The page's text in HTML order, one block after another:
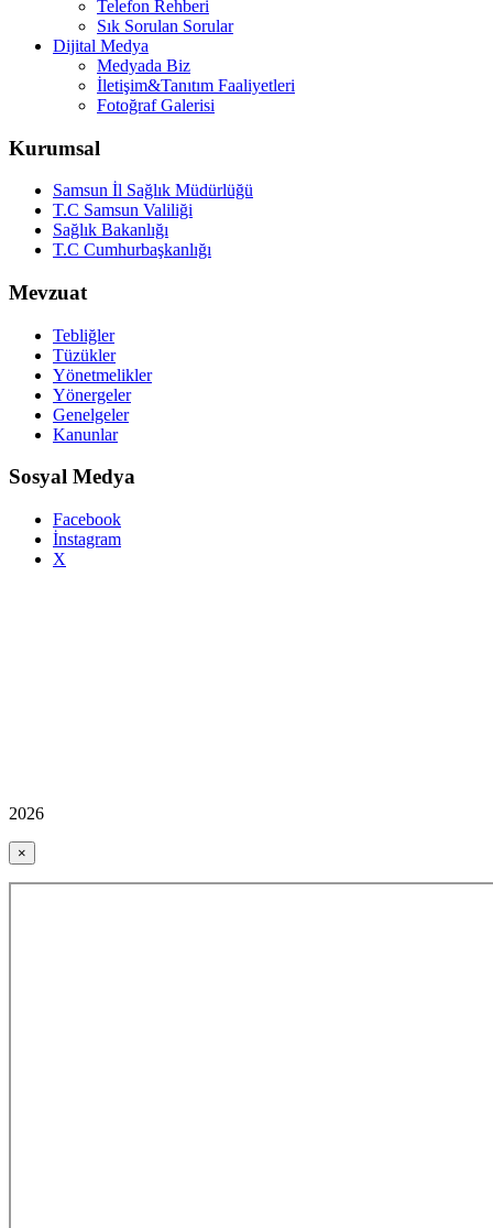
Telefon Rehberi
Sık Sorulan Sorular
Dijital Medya
Medyada Biz
İletişim&Tanıtım Faaliyetleri
Fotoğraf Galerisi
Kurumsal
Samsun İl Sağlık Müdürlüğü
T.C Samsun Valiliği
Sağlık Bakanlığı
T.C Cumhurbaşkanlığı
Mevzuat
Tebliğler
Tüzükler
Yönetmelikler
Yönergeler
Genelgeler
Kanunlar
Sosyal Medya
Facebook
İnstagram
X
2026
×